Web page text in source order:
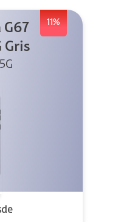
11%
Gris